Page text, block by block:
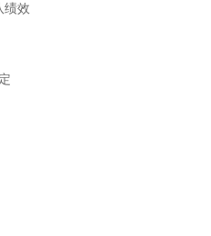
绩效